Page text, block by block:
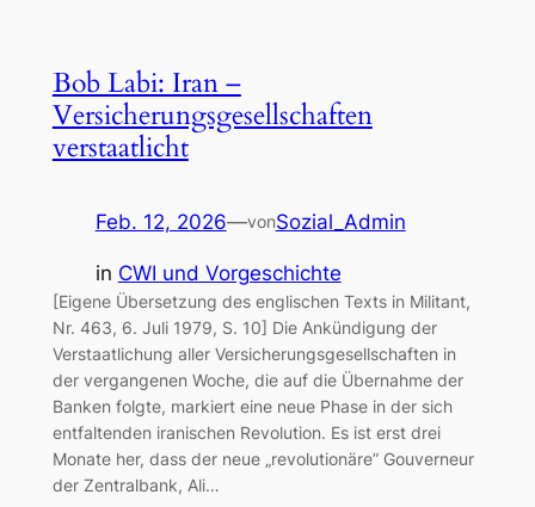
Bob Labi: Iran –
Versicherungsgesellschaften
verstaatlicht
Feb. 12, 2026—vonSozial_Admin
in CWI und Vorgeschichte
[Eigene Übersetzung des englischen Texts in Militant,
Nr. 463, 6. Juli 1979, S. 10] Die Ankündigung der
Verstaatlichung aller Versicherungsgesellschaften in
der vergangenen Woche, die auf die Übernahme der
Banken folgte, markiert eine neue Phase in der sich
entfaltenden iranischen Revolution. Es ist erst drei
Monate her, dass der neue „revolutionäre” Gouverneur
der Zentralbank, Ali…